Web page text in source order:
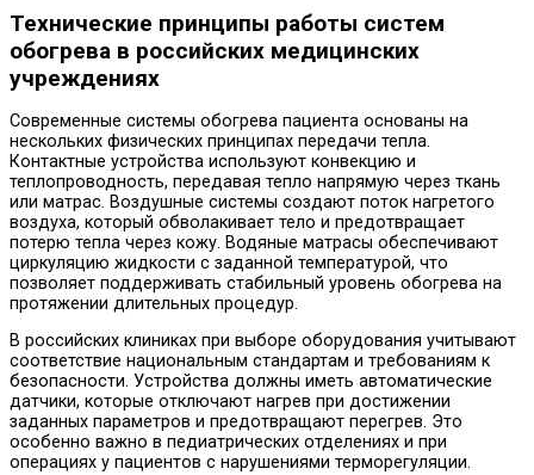
Технические принципы работы систем
обогрева в российских медицинских
учреждениях
Современные системы обогрева пациента основаны на
нескольких физических принципах передачи тепла.
Контактные устройства используют конвекцию и
теплопроводность, передавая тепло напрямую через ткань
или матрас. Воздушные системы создают поток нагретого
воздуха, который обволакивает тело и предотвращает
потерю тепла через кожу. Водяные матрасы обеспечивают
циркуляцию жидкости с заданной температурой, что
позволяет поддерживать стабильный уровень обогрева на
протяжении длительных процедур.
В российских клиниках при выборе оборудования учитывают
соответствие национальным стандартам и требованиям к
безопасности. Устройства должны иметь автоматические
датчики, которые отключают нагрев при достижении
заданных параметров и предотвращают перегрев. Это
особенно важно в педиатрических отделениях и при
операциях у пациентов с нарушениями терморегуляции.